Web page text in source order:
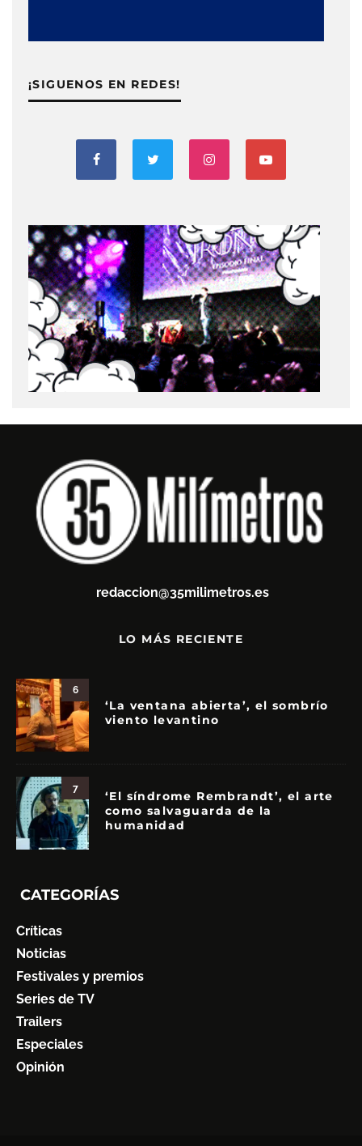
¡SIGUENOS EN REDES!
redaccion@35milimetros.es
LO MÁS RECIENTE
6
‘La ventana abierta’, el sombrío
viento levantino
7
‘El síndrome Rembrandt’, el arte
como salvaguarda de la
humanidad
CATEGORÍAS
Críticas
Noticias
Festivales y premios
Series de TV
Trailers
Especiales
Opinión